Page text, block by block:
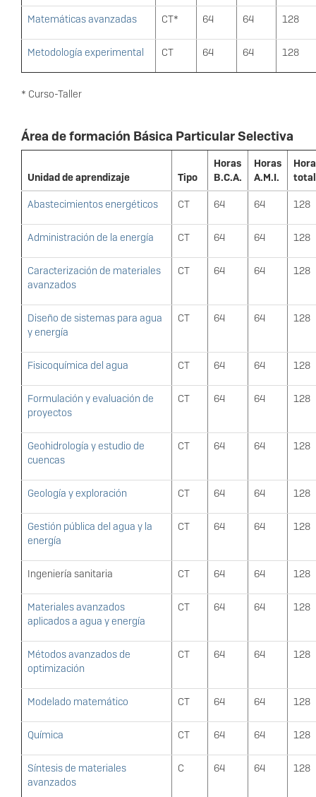
Matemáticas avanzadas CT* 64 64 128
Metodología experimental CT 64 64 128
* Curso-Taller
Área de formación Básica Particular Selectiva
Unidad de aprendizaje Tipo
Horas
B.C.A.
Horas
A.M.I.
Abastecimientos energéticos CT 64 64 128
Administración de la energía CT 64 64 128
Caracterización de materiales
avanzados
CT 64 64 128
Diseño de sistemas para agua
y energía
CT 64 64 128
Fisicoquímica del agua CT 64 64 128
Formulación y evaluación de
proyectos
CT 64 64 128
Geohidrología y estudio de
cuencas
CT 64 64 128
Geología y exploración CT 64 64 128
Gestión pública del agua y la
energía
CT 64 64 128
Ingeniería sanitaria CT 64 64 128
Materiales avanzados
aplicados a agua y energía
CT 64 64 128
Métodos avanzados de
optimización
CT 64 64 128
Modelado matemático CT 64 64 128
Química CT 64 64 128
Síntesis de materiales
avanzados
C 64 64 128